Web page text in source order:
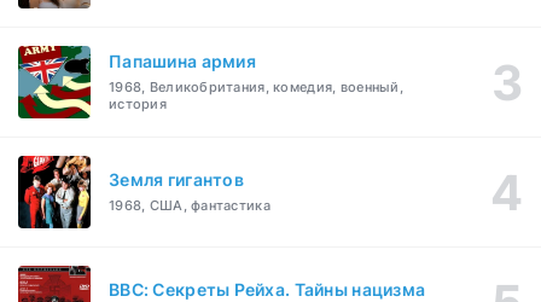
Папашина армия
1968, Великобритания, комедия, военный,
история
Земля гигантов
1968, США, фантастика
BBC: Секреты Рейха. Тайны нацизма